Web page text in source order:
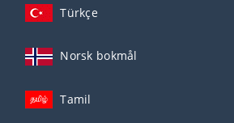
Türkçe
Norsk bokmål
Tamil